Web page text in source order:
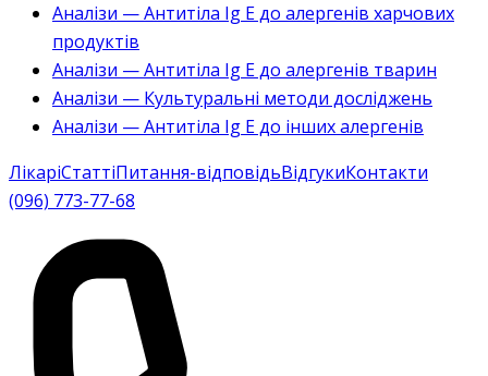
Аналізи — Антитіла Ig E до алергенів харчових
продуктів
Аналізи — Антитіла Ig E до алергенів тварин
Аналізи — Культуральні методи досліджень
Аналізи — Антитіла Ig E до інших алергенів
ЛікаріСтаттіПитання-відповідьВідгукиКонтакти
(096) 773-77-68